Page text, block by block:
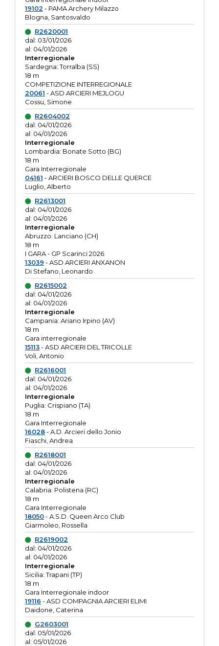
19102 - PAMA Archery Milazzo
Blogna, Santosvaldo
R2620001
dal: 03/01/2026
al: 04/01/2026
Interregionale
Sardegna: Torralba (SS)
18 m
COMPETIZIONE INTERREGIONALE
20061 - ASD ARCIERI MEJLOGU
Cossu, Simone
R2604002
dal: 04/01/2026
al: 04/01/2026
Interregionale
Lombardia: Bonate Sotto (BG)
18 m
Gara Interregionale
04161 - ARCIERI BOSCO DELLE QUERCE
Luglio, Alberto
R2613001
dal: 04/01/2026
al: 04/01/2026
Interregionale
Abruzzo: Lanciano (CH)
18 m
I GARA - GP Scarinci 2026
13039 - ASD ARCIERI ANXANON
Di Stefano, Leonardo
R2615002
dal: 04/01/2026
al: 04/01/2026
Interregionale
Campania: Ariano Irpino (AV)
18 m
Gara interregionale
15113- ASD ARCIERI DEL TRICOLLE
Voli, Antonio
R2616001
dal: 04/01/2026
al: 04/01/2026
Interregionale
Puglia: Crispiano (TA)
18 m
Gara Interregionale
16028- A.D. Arcieri dello Jonio
Fiaschi, Andrea
R2618001
dal: 04/01/2026
al: 04/01/2026
Interregionale
Calabria: Polistena (RC)
18 m
Gara Interregionale
18050- A.S.D. Queen Arco Club
Giarmoleo, Rossella
R2619002
dal: 04/01/2026
al: 04/01/2026
Interregionale
Sicilia: Trapani (TP)
18 m
Gara Interregionale indoor
19116 - ASD COMPAGNIA ARCIERI ELIMI
Daidone, Caterina
G2603001
dal: 05/01/2026
al: 05/01/2026